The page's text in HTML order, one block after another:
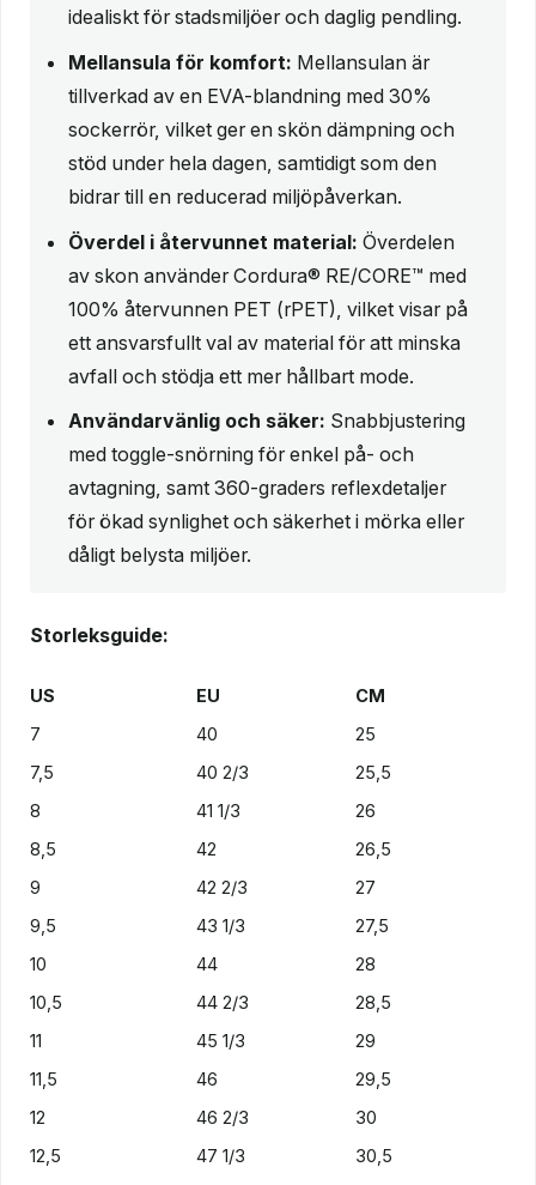
idealiskt för stadsmiljöer och daglig pendling.
Mellansula för komfort: Mellansulan är
tillverkad av en EVA-blandning med 30%
sockerrör, vilket ger en skön dämpning och
stöd under hela dagen, samtidigt som den
bidrar till en reducerad miljöpåverkan.
Överdel i återvunnet material: Överdelen
av skon använder Cordura® RE/CORE™ med
100% återvunnen PET (rPET), vilket visar på
ett ansvarsfullt val av material för att minska
avfall och stödja ett mer hållbart mode.
Användarvänlig och säker: Snabbjustering
med toggle-snörning för enkel på- och
avtagning, samt 360-graders reflexdetaljer
för ökad synlighet och säkerhet i mörka eller
dåligt belysta miljöer.
Storleksguide:
US EU
CM
7
40
25
7,5
40 2/3
25,5
8
41 1/3
26
8,5
42
26,5
9
42 2/3
27
9,5
43 1/3
27,5
10
44
28
10,5
44 2/3
28,5
11
45 1/3
29
11,5
46
29,5
12
46 2/3
30
12,5
47 1/3
30,5